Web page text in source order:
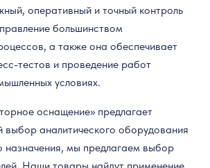
оперативный и точный контроль
большинством
а также она обеспечивает
тестов и проведение работ
условиях.
оснащение» предлагает
выбор аналитического оборудования
назначения, мы предлагаем выбор